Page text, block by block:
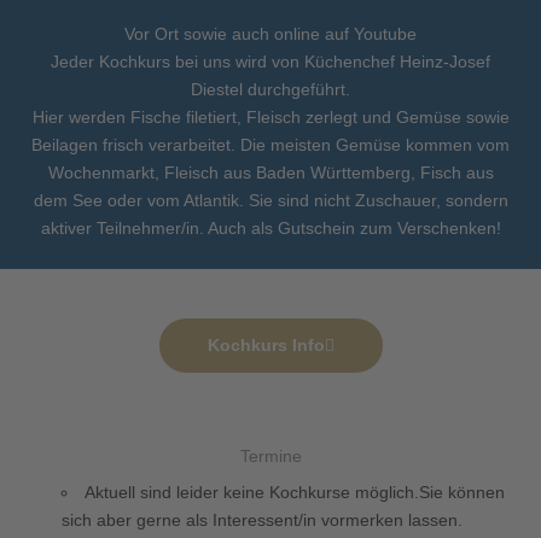
Vor Ort sowie auch online auf Youtube
Jeder Kochkurs bei uns wird von Küchenchef Heinz-Josef
Diestel durchgeführt.
Hier werden Fische filetiert, Fleisch zerlegt und Gemüse sowie
Beilagen frisch verarbeitet. Die meisten Gemüse kommen vom
Wochenmarkt, Fleisch aus Baden Württemberg, Fisch aus
dem See oder vom Atlantik. Sie sind nicht Zuschauer, sondern
aktiver Teilnehmer/in. Auch als Gutschein zum Verschenken!
Kochkurs Info
Termine
Aktuell sind leider keine Kochkurse möglich.Sie können
sich aber gerne als Interessent/in vormerken lassen.